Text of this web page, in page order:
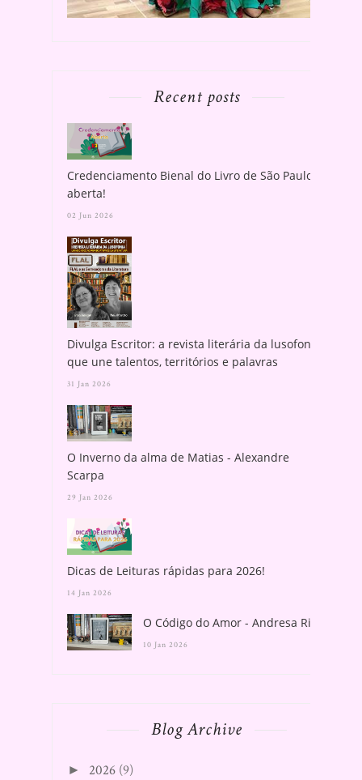
Recent posts
Credenciamento Bienal do Livro de São Paulo
aberta!
02 Jun 2026
Divulga Escritor: a revista literária da lusofonia
que une talentos, territórios e palavras
31 Jan 2026
O Inverno da alma de Matias - Alexandre
Scarpa
29 Jan 2026
Dicas de Leituras rápidas para 2026!
14 Jan 2026
O Código do Amor - Andresa Rios
10 Jan 2026
Blog Archive
► 2026 (9)